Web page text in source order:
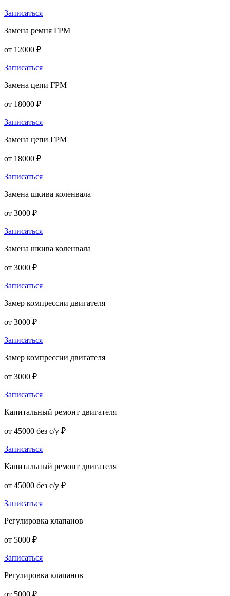
Записаться
Замена ремня ГРМ
от 12000 ₽
Записаться
Замена цепи ГРМ
от 18000 ₽
Записаться
Замена цепи ГРМ
от 18000 ₽
Записаться
Замена шкива коленвала
от 3000 ₽
Записаться
Замена шкива коленвала
от 3000 ₽
Записаться
Замер компрессии двигателя
от 3000 ₽
Записаться
Замер компрессии двигателя
от 3000 ₽
Записаться
Капитальный ремонт двигателя
от 45000 без с/у ₽
Записаться
Капитальный ремонт двигателя
от 45000 без с/у ₽
Записаться
Регулировка клапанов
от 5000 ₽
Записаться
Регулировка клапанов
от 5000 ₽